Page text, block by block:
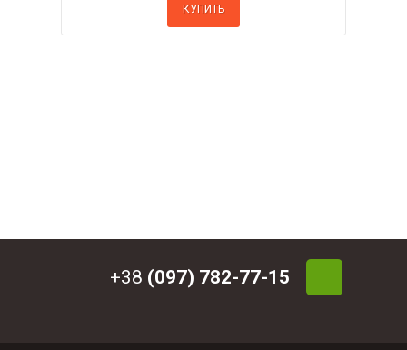
КУПИТЬ
+38 (097) 782-77-15